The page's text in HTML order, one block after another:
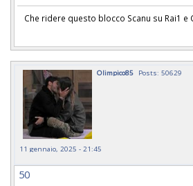
Che ridere questo blocco Scanu su Rai1 e
Olimpico85 Posts: 50629
11 gennaio, 2025 - 21:45
50